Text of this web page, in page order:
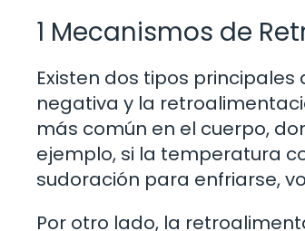
1 Mecanismos de
Existen dos tipos
negativa y la
más común en el cuerpo,
ejemplo, si la temperatura
sudoración para enfriarse,
Por otro lado, la